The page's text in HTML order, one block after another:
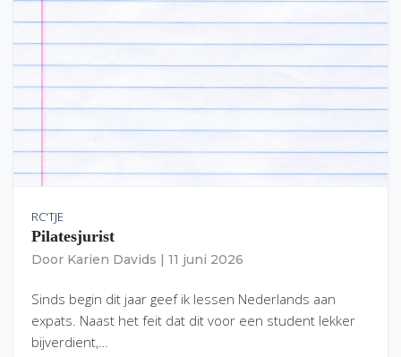
RC'TJE
Pilatesjurist
Door Karien Davids 11 juni 2026
Sinds begin dit jaar geef ik lessen Nederlands aan
expats. Naast het feit dat dit voor een student lekker
bijverdient,…